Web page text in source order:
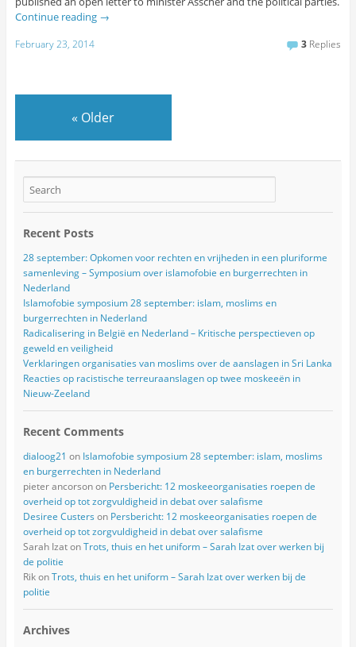
Continue reading →
February 23, 2014 3 Replies
« Older
Recent Posts
28 september: Opkomen voor rechten en vrijheden in een pluriforme
samenleving – Symposium over islamofobie en burgerrechten in
Nederland
Islamofobie symposium 28 september: islam, moslims en
burgerrechten in Nederland
Radicalisering in België en Nederland – Kritische perspectieven op
geweld en veiligheid
Verklaringen organisaties van moslims over de aanslagen in Sri Lanka
Reacties op racistische terreuraanslagen op twee moskeeën in
Nieuw-Zeeland
Recent Comments
dialoog21 on Islamofobie symposium 28 september: islam, moslims
en burgerrechten in Nederland
pieter ancorsonon Persbericht: 12 moskeeorganisaties roepen de
overheid op tot zorgvuldigheid in debat over salafisme
Desiree Custers on Persbericht: 12 moskeeorganisaties roepen de
overheid op tot zorgvuldigheid in debat over salafisme
Sarah IzatonTrots, thuis en het uniform – Sarah Izat over werken bij
de politie
RikonTrots, thuis en het uniform – Sarah Izat over werken bij de
politie
Archives